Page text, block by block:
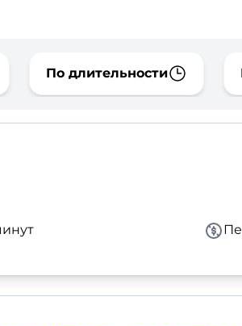
По длительности